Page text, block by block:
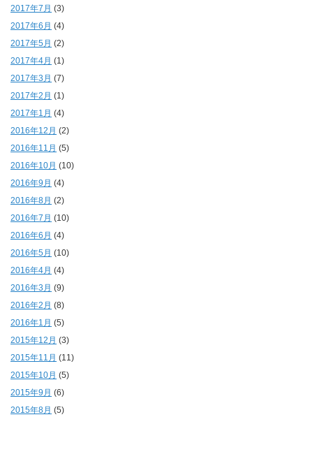
2017年7月 (3)
2017年6月 (4)
2017年5月 (2)
2017年4月 (1)
2017年3月 (7)
2017年2月 (1)
2017年1月 (4)
2016年12月 (2)
2016年11月 (5)
2016年10月 (10)
2016年9月 (4)
2016年8月 (2)
2016年7月 (10)
2016年6月 (4)
2016年5月 (10)
2016年4月 (4)
2016年3月 (9)
2016年2月 (8)
2016年1月 (5)
2015年12月 (3)
2015年11月 (11)
2015年10月 (5)
2015年9月 (6)
2015年8月 (5)